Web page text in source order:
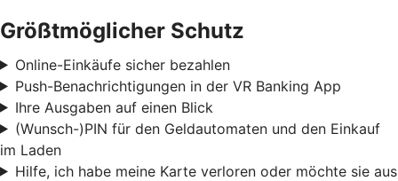
Größtmöglicher Schutz
Online-Einkäufe sicher bezahlen
Push-Benachrichtigungen in der VR Banking App
Ihre Ausgaben auf einen Blick
(Wunsch-)PIN für den Geldautomaten und den Einkauf
im Laden
Hilfe, ich habe meine Karte verloren oder möchte sie aus